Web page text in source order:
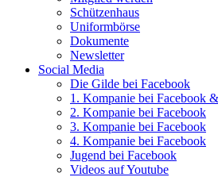
Schützenhaus
Uniformbörse
Dokumente
Newsletter
Social Media
Die Gilde bei Facebook
1. Kompanie bei Facebook
2. Kompanie bei Facebook
3. Kompanie bei Facebook
4. Kompanie bei Facebook
Jugend bei Facebook
Videos auf Youtube